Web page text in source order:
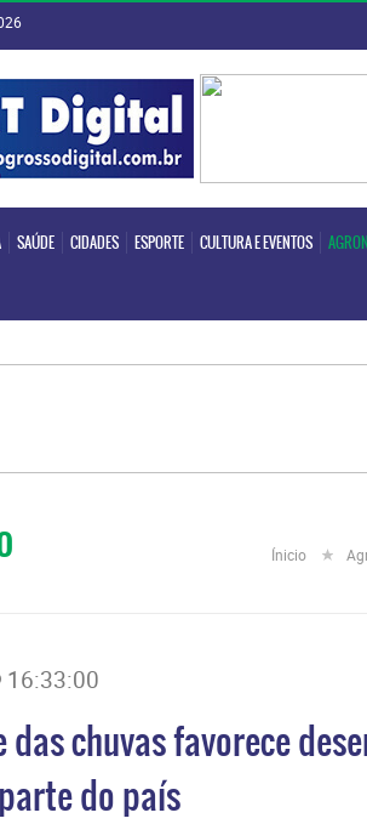
SAÚDE CIDADES ESPORTE CULTURA E EVENTOS
SAÚDE
Ínicio
16:33:00
das chuvas favorece
do país